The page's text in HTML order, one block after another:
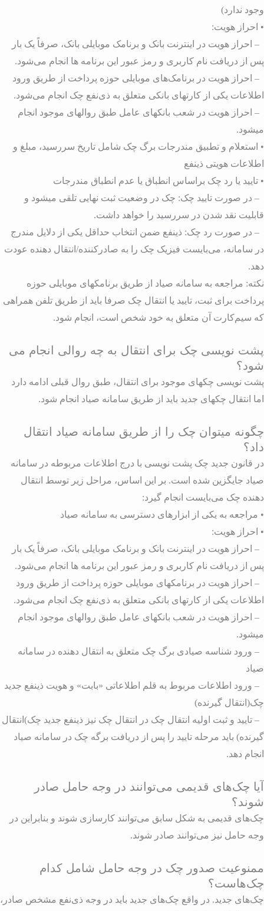
ندارد)
احراز هویت:
احراز هویت در اینترنت بانک و برنامک موبایلی بانک، صرفاً یک بار
از دریافت نام کاربری و رمز عبور این برنامه ها انجام می‌شود.
احراز هویت در برنامک‌های موبایلی حوزه پرداخت از طریق ورود
یکی از کارتهای بانکی متعلق به ذی‌نفع چک انجام می‌شود.
احراز هویت در شعب بانکهای عامل طبق روالهای موجود انجام
استعلام و تطبیق مندرجات برگ چک شامل تاریخ سررسید، مبلغ و
هویتی ذینفع
تایید یا رد چک براساس انطباق یا عدم انطباق مندرجات
در صورت تایید چک: چک در وضعیت ثبت نهایی تلقی میشود و
نقد شدن در سررسید را خواهد داشت.
در صورت رد چک: ذینفع ضمن انتخاب حداقل یکی از دلایل مندرج
سامانه، می‌بایست فیزیک چک را به صادرکننده/انتقال دهنده عودت
مراجعه به سامانه صیاد از طریق برنامکهای موبایلی حوزه
برای ثبت، تایید یا انتقال چک صرفا باید از طریق تلفن همراهی
سیم‌کارت آن متعلق به خود شخص است، انجام شود.
نویسی چک برای انتقال به چه روالی انجام می
نویسی چکهای موجود برای انتقال، طبق روال قبلی ادامه دارد
انتقال چکهای جدید باید از طریق سامانه صیاد انجام شود.
میتوان چک را از طریق سامانه صیاد انتقال
قانون جدید چک پشت نویسی با درج اطلاعات مربوطه در سامانه
جایگزین شده است. بر این اساس، مراحل زیر توسط انتقال
چک می‌بایست انجام گیرد:
مراجعه به یکی از ابزارهای دسترسی به سامانه صیاد
احراز هویت:
احراز هویت در اینترنت بانک و برنامک موبایلی بانک، صرفاً یک بار
از دریافت نام کاربری و رمز عبور این برنامه ها انجام می‌شود.
احراز هویت در برنامکهای موبایلی حوزه پرداخت از طریق ورود
یکی از کارتهای بانکی متعلق به ذی‌نفع چک انجام می‌شود.
احراز هویت در شعب بانکهای عامل طبق روالهای موجود انجام
ورود شناسه صیادی برگ چک متعلق به انتقال دهنده در سامانه
ورود اطلاعات مربوط به قلم اطلاعاتی «بابت» و هویت ذینفع جدید
گیرنده)
تایید و ثبت اولیه انتقال چک در انتقال چک نیز ذینفع جدید چک)انتقال
باید مرحله تایید را پس از دریافت برگه چک در سامانه صیاد
دهد.
چک‌های قدیمی می‌توانند در وجه حامل صادر
قدیمی به شکل سابق می‌توانند کارسازی شوند و بنابراین در
حامل نیز می‌توانند صادر شوند.
صدور چک در وجه حامل شامل کدام
جدید. در واقع چک‌های جدید باید در وجه ذی‌نفع مشخص صادر،